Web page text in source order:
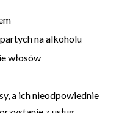
na alkoholu
włosów
a ich nieodpowiednie